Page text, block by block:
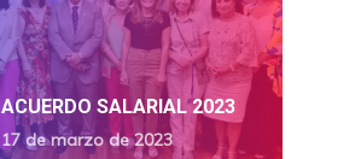
ACUERDO SALARIAL 2023
17 de marzo de 2023